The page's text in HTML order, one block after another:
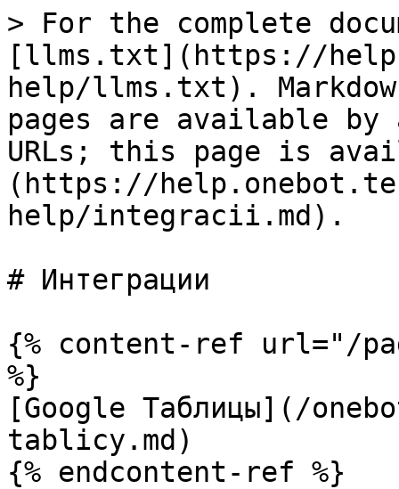
> For the complete
[llms.txt](https://
help/llms.txt).
pages are available by
URLs; this page is
(https://
help/integracii.md).
# Интеграции
{% content-ref url="/
%}
[Google Таблицы](/
tablicy.md)
{% endcontent-ref %}